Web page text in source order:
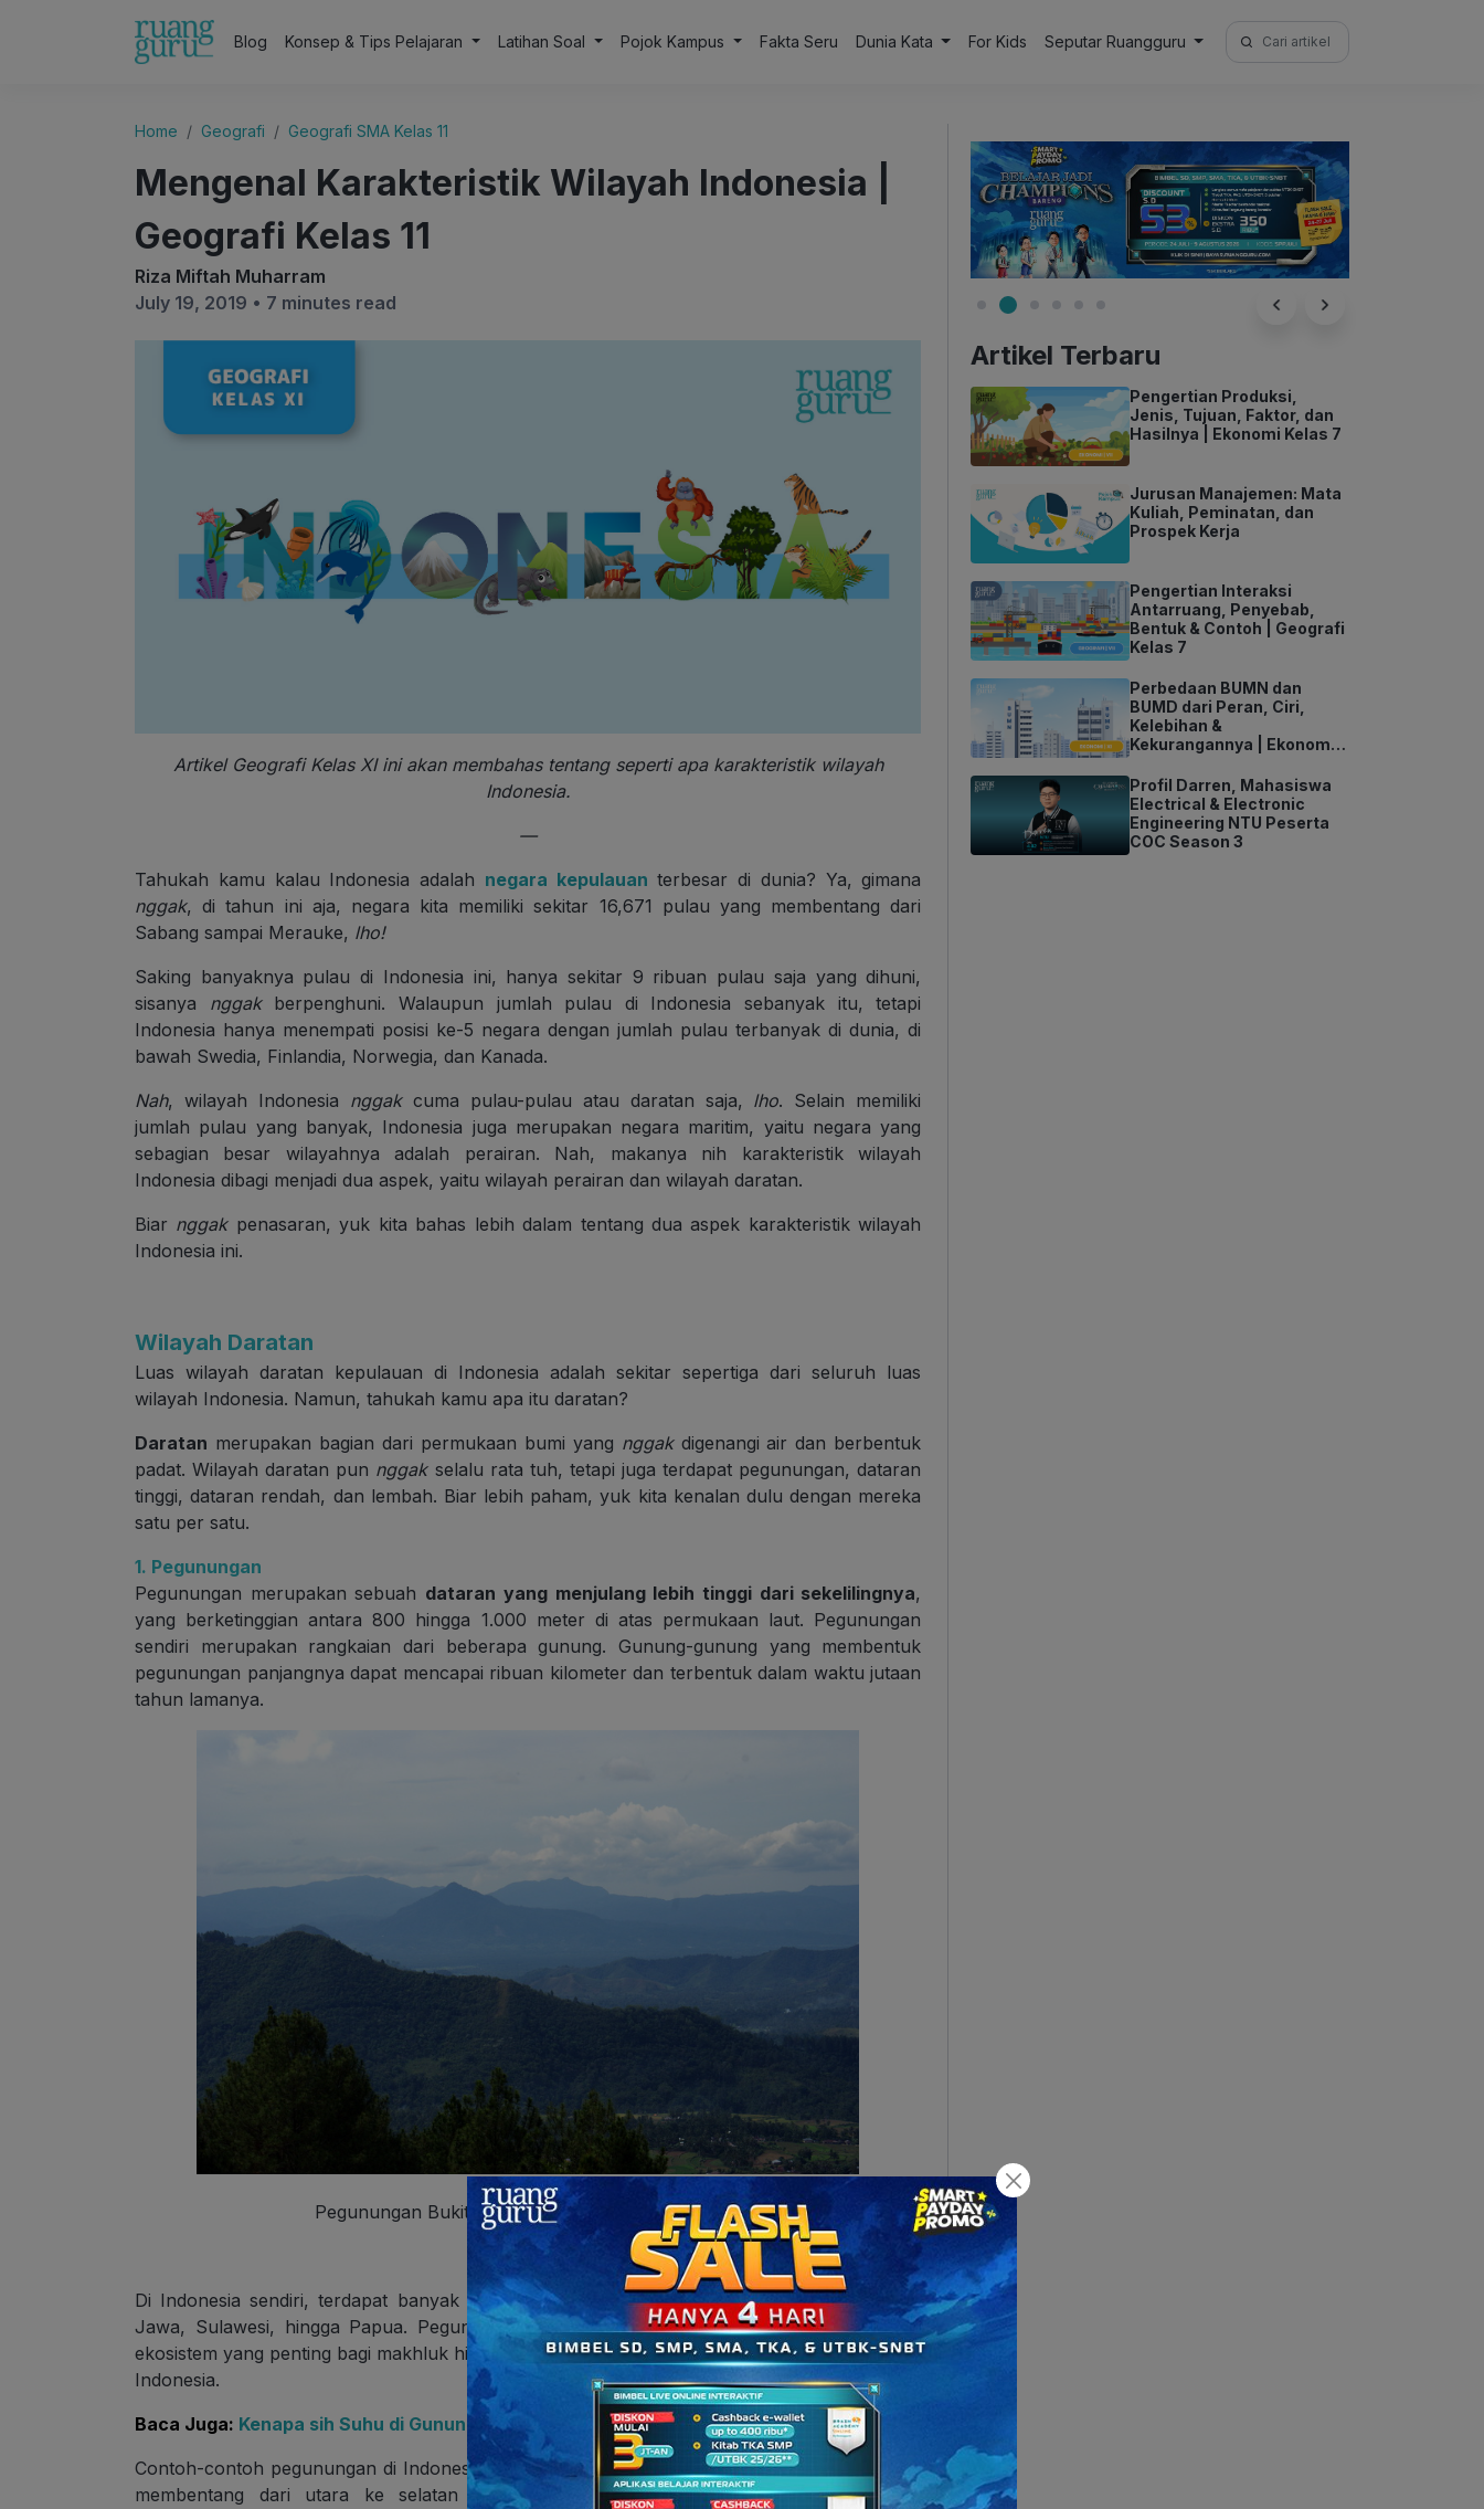
Blog Konsep & Tips Pelajaran Latihan Soal Pojok Kampus Fakta Seru Dunia Kata For Kids Seputar Ruangguru
Search
for:
Home Geografi Geografi SMA Kelas 11
Mengenal Karakteristik Wilayah Indonesia |
Geografi Kelas 11
Riza Miftah Muharram
July 19, 2019 • 7 minutes read
Artikel Geografi Kelas XI ini akan membahas tentang seperti apa karakteristik wilayah
Indonesia.
—
Tahukah kamu kalau Indonesia adalah negara kepulauan terbesar di dunia? Ya, gimana
nggak, di tahun ini aja, negara kita memiliki sekitar 16,671 pulau yang membentang dari
Sabang sampai Merauke, lho!
Saking banyaknya pulau di Indonesia ini, hanya sekitar 9 ribuan pulau saja yang dihuni,
sisanya nggakberpenghuni. Walaupun jumlah pulau di Indonesia sebanyak itu, tetapi
Indonesia hanya menempati posisi ke-5 negara dengan jumlah pulau terbanyak di dunia, di
bawah Swedia, Finlandia, Norwegia, dan Kanada.
Nah, wilayah Indonesia nggakcuma pulau-pulau atau daratan saja, lho. Selain memiliki
jumlah pulau yang banyak, Indonesia juga merupakan negara maritim, yaitu negara yang
sebagian besar wilayahnya adalah perairan. Nah, makanya nih karakteristik wilayah
Indonesia dibagi menjadi dua aspek, yaitu wilayah perairan dan wilayah daratan.
Biar nggakpenasaran, yuk kita bahas lebih dalam tentang dua aspek karakteristik wilayah
Indonesia ini.
Wilayah Daratan
Luas wilayah daratan kepulauan di Indonesia adalah sekitar sepertiga dari seluruh luas
wilayah Indonesia. Namun, tahukah kamu apa itu daratan?
Daratan merupakan bagian dari permukaan bumi yang nggakdigenangi air dan berbentuk
padat. Wilayah daratan pun nggakselalu rata tuh, tetapi juga terdapat pegunungan, dataran
tinggi, dataran rendah, dan lembah. Biar lebih paham, yuk kita kenalan dulu dengan mereka
satu per satu.
1. Pegunungan
Pegunungan merupakan sebuah dataran yang menjulang lebih tinggi dari sekelilingnya,
yang berketinggian antara 800 hingga 1.000 meter di atas permukaan laut. Pegunungan
sendiri merupakan rangkaian dari beberapa gunung. Gunung-gunung yang membentuk
pegunungan panjangnya dapat mencapai ribuan kilometer dan terbentuk dalam waktu jutaan
tahun lamanya.
Pegunungan Bukit Barisan (Sumber: solopos.com)
Di Indonesia sendiri, terdapat banyak pegunungan yang membentang mulai dari Sumatra,
Jawa, Sulawesi, hingga Papua. Pegunungan-pegunungan yang ada ini membentuk suatu
ekosistem yang penting bagi makhluk hidup dan juga berkontribusi besar bagi potensi wilayah
Indonesia.
Baca Juga: Kenapa sih Suhu di Gunung Lebih Dingin?
Contoh-contoh pegunungan di Indonesia antara lain adalah Pegunungan Bukit Barisan yang
membentang dari utara ke selatan Pulau Sumatra, Pegunungan Kapur Utara yang
Artikel Terbaru
Pengertian Produksi,
Jenis, Tujuan, Faktor, dan
Hasilnya | Ekonomi Kelas 7
Jurusan Manajemen: Mata
Kuliah, Peminatan, dan
Prospek Kerja
Pengertian Interaksi
Antarruang, Penyebab,
Bentuk & Contoh | Geografi
Kelas 7
Perbedaan BUMN dan
BUMD dari Peran, Ciri,
Kelebihan &
Kekurangannya | Ekonomi
Profil Darren, Mahasiswa
Electrical & Electronic
Engineering NTU Peserta
COC Season 3